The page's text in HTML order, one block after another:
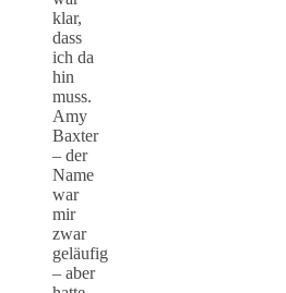
klar,
dass
ich da
hin
muss.
Amy
Baxter
– der
Name
war
mir
zwar
geläufig
– aber